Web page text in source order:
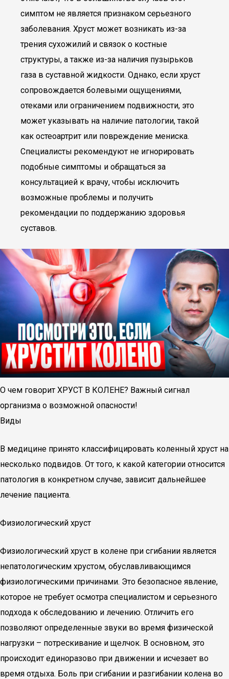
симптом не является признаком серьезного
заболевания. Хруст может возникать из-за
трения сухожилий и связок о костные
структуры, а также из-за наличия пузырьков
газа в суставной жидкости. Однако, если хруст
сопровождается болевыми ощущениями,
отеками или ограничением подвижности, это
может указывать на наличие патологии, такой
как остеоартрит или повреждение мениска.
Специалисты рекомендуют не игнорировать
подобные симптомы и обращаться за
консультацией к врачу, чтобы исключить
возможные проблемы и получить
рекомендации по поддержанию здоровья
суставов.
О чем говорит ХРУСТ В КОЛЕНЕ? Важный сигнал
организма о возможной опасности!
Виды
В медицине принято классифицировать коленный хруст на
несколько подвидов. От того, к какой категории относится
патология в конкретном случае, зависит дальнейшее
лечение пациента.
Физиологический хруст
Физиологический хруст в колене при сгибании является
непатологическим хрустом, обуславливающимся
физиологическими причинами. Это безопасное явление,
которое не требует осмотра специалистом и серьезного
подхода к обследованию и лечению. Отличить его
позволяют определенные звуки во время физической
нагрузки – потрескивание и щелчок. В основном, это
происходит единоразово при движении и исчезает во
время отдыха. Боль при сгибании и разгибании колена во